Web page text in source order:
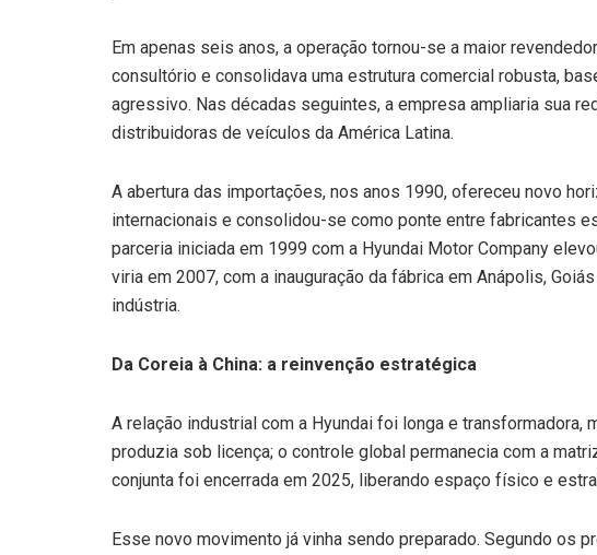
Em apenas seis anos, a operação tornou-se a maior
consultório e consolidava uma estrutura comercial robusta,
agressivo. Nas décadas seguintes, a empresa ampliaria sua
distribuidoras de veículos da América Latina.
A abertura das importações, nos anos 1990, ofereceu novo
internacionais e consolidou-se como ponte entre fabricantes
parceria iniciada em 1999 com a Hyundai Motor Company
viria em 2007, com a inauguração da fábrica em Anápolis,
indústria.
Da Coreia à China: a reinvenção estratégica
A relação industrial com a Hyundai foi longa e transformadora,
produzia sob licença; o controle global permanecia com a
conjunta foi encerrada em 2025, liberando espaço físico e
Esse novo movimento já vinha sendo preparado. Segundo os